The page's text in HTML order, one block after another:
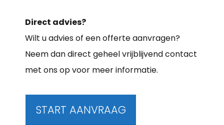
Direct advies?
Wilt u advies of een offerte aanvragen?
Neem dan direct geheel vrijblijvend contact
met ons op voor meer informatie.
START AANVRAAG